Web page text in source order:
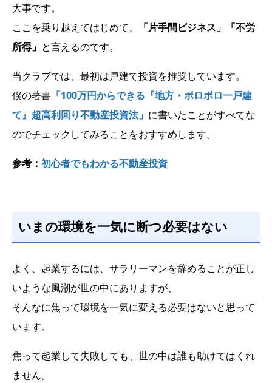
大事です。
ここを乗り越えてはじめて、
「片手間ビジネス」「不労
所得」 と言えるのです。
当クラブでは、最初は戸建て投資を推奨しています。
僕の著書 「100万円からできる『地方・ボロボロ一戸建
て』超高利回り不動産投資法」 に書いたことがすべてな
のでチェックしてみることをおすすめします。
参考： 初心者でもわかる不動産投資
いまの環境を一気に断つ必要はない
よく、起業するには、サラリーマンを辞めることが正し
いような風潮が世の中にありますが、
そんなに焦って環境を一気に変える必要はないと思って
います。
焦って起業して失敗しても、世の中は誰も助けてはくれ
ません。